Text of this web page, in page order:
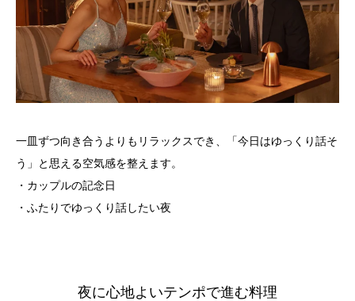
一皿ずつ向き合うよりもリラックスでき、「今日はゆっくり話そ
う」と思える空気感を整えます。
・カップルの記念日
・ふたりでゆっくり話したい夜
夜に心地よいテンポで進む料理